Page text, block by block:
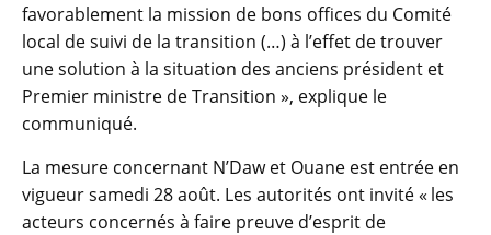
favorablement la mission de bons offices du Comité
local de suivi de la transition (…) à l’effet de trouver
une solution à la situation des anciens président et
Premier ministre de Transition », explique le
communiqué.
La mesure concernant N’Daw et Ouane est entrée en
vigueur samedi 28 août. Les autorités ont invité « les
acteurs concernés à faire preuve d’esprit de